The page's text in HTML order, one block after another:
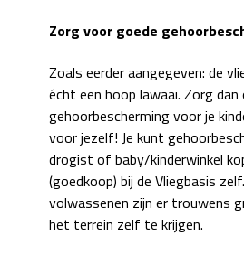
Zorg voor goede
Zoals eerder aangegeven: de
écht een hoop lawaai. Zorg
gehoorbescherming voor je
voor jezelf! Je kunt
drogist of baby/kinderwinkel
(goedkoop) bij de Vliegbasis
volwassenen zijn er trouwens
het terrein zelf te krijgen.